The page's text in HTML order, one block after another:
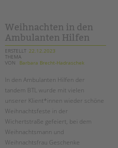
Förderzentren
Kollegs
EFöB
Schulbezogene Sozialarbeit
HILFEN ZUR ERZIEHUNG
EINGLIEDERUNGSHILFE
BETREUTES WOHNEN
Suchen
Weihnachten in den
Ambulanten Hilfen
ERSTELLT 22.12.2023
THEMA
VON
Barbara Brecht-Hadraschek
In den Ambulanten Hilfen der
tandem BTL wurde mit vielen
unserer Klient*innen wieder schöne
Weihnachtsfeste in der
Wichertstraße gefeiert, bei dem
Weihnachtsmann und
Weihnachtsfrau Geschenke